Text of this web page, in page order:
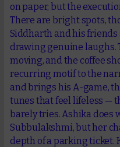
on paper, but the
There are bright spots,
Siddharth and his
drawing genuine laughs.
moving, and the coffee
recurring motif to the
and brings his A-game,
tunes that feel lifeless —
barely tries. Ashika does
Subbulakshmi, but her
depth of a parking ticket.